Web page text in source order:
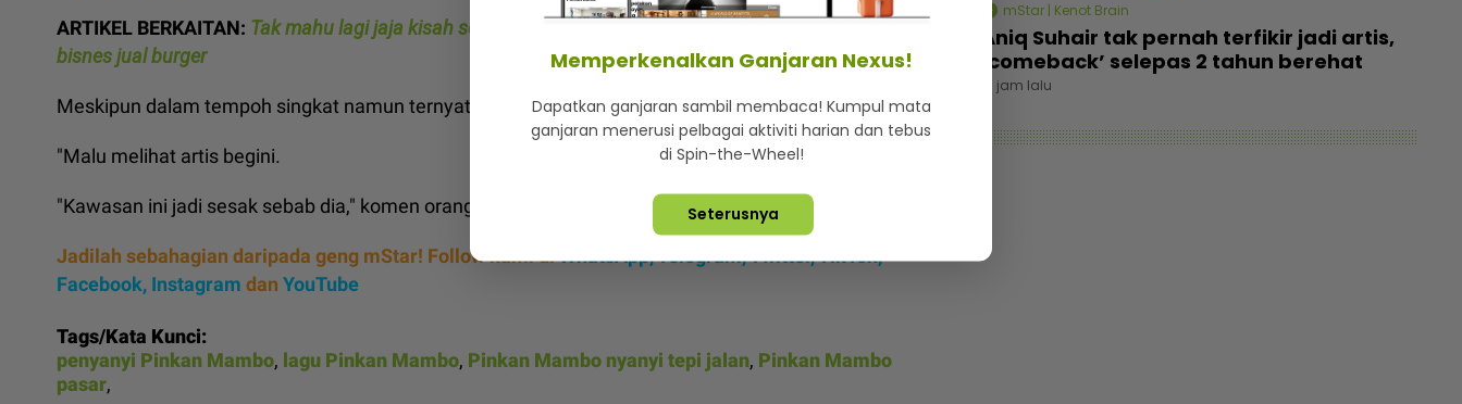
ARTIKEL BERKAITAN: Tak mahu lagi jaja kisah sensasi, Aldi Taher buka lembaran baharu... Mulakan
bisnes jual burger
Meskipun dalam tempoh singkat namun ternyata perbuatan itu tidak seharusnya berlaku.
"Malu melihat artis begini.
"Kawasan ini jadi sesak sebab dia," komen orang ramai.
Jadilah sebahagian daripada geng mStar! Follow kami diWhatsApp,Telegram,Twitter,TikTok,
Facebook, Instagram dan YouTube
Tags/Kata Kunci:
penyanyi Pinkan Mambo, lagu Pinkan Mambo, Pinkan Mambo nyanyi tepi jalan, Pinkan Mambo
pasar,
mStar | Kenot Brain
Aniq Suhair tak pernah terfikir jadi artis,
‘comeback’ selepas 2 tahun berehat
13 jam lalu
Memperkenalkan Ganjaran Nexus!
Dapatkan ganjaran sambil membaca! Kumpul mata
ganjaran menerusi pelbagai aktiviti harian dan tebus
di Spin-the-Wheel!
Seterusnya